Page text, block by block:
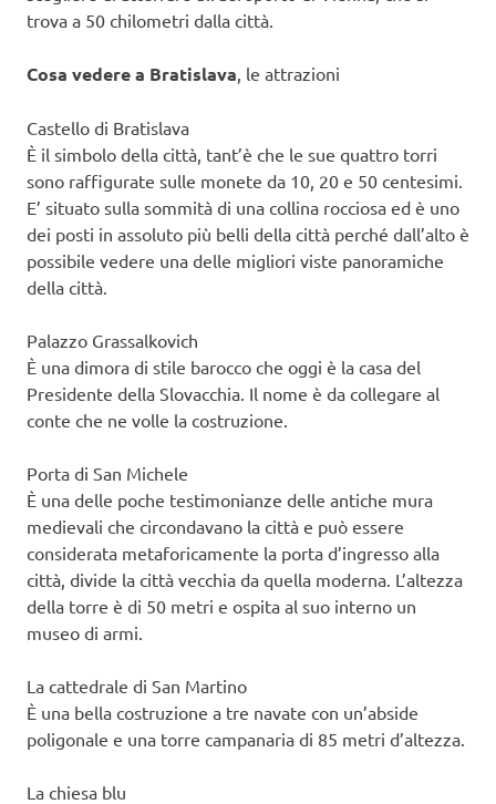
trova a 50 chilometri dalla città.
Cosa vedere a Bratislava , le attrazioni
Castello di Bratislava
È il simbolo della città, tant’è che le sue quattro torri
sono raffigurate sulle monete da 10, 20 e 50 centesimi.
E’ situato sulla sommità di una collina rocciosa ed è uno
dei posti in assoluto più belli della città perché dall’alto è
possibile vedere una delle migliori viste panoramiche
della città.
Palazzo Grassalkovich
È una dimora di stile barocco che oggi è la casa del
Presidente della Slovacchia. Il nome è da collegare al
conte che ne volle la costruzione.
Porta di San Michele
È una delle poche testimonianze delle antiche mura
medievali che circondavano la città e può essere
considerata metaforicamente la porta d’ingresso alla
città, divide la città vecchia da quella moderna. L’altezza
della torre è di 50 metri e ospita al suo interno un
museo di armi.
La cattedrale di San Martino
È una bella costruzione a tre navate con un’abside
poligonale e una torre campanaria di 85 metri d’altezza.
La chiesa blu